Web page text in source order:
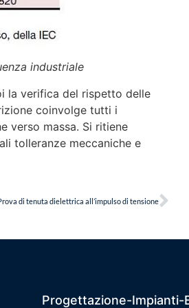
industriale
la verifica del rispetto delle
coinvolge tutti i
verso massa. Si ritiene
tolleranze meccaniche e
di tenuta dielettrica all’impulso di tensione
Progettazione-Impianti-